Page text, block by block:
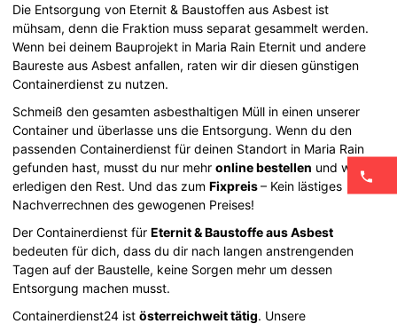
Die Entsorgung von Eternit & Baustoffen aus Asbest ist
mühsam, denn die Fraktion muss separat gesammelt werden.
Wenn bei deinem Bauprojekt in Maria Rain Eternit und andere
Baureste aus Asbest anfallen, raten wir dir diesen günstigen
Containerdienst zu nutzen.
Schmeiß den gesamten asbesthaltigen Müll in einen unserer
Container und überlasse uns die Entsorgung. Wenn du den
passenden Containerdienst für deinen Standort in Maria Rain
gefunden hast, musst du nur mehronline bestellen und wir
erledigen den Rest. Und das zumFixpreis– Kein lästiges
Nachverrechnen des gewogenen Preises!
Der Containerdienst fürEternit & Baustoffe aus Asbest
bedeuten für dich, dass du dir nach langen anstrengenden
Tagen auf der Baustelle, keine Sorgen mehr um dessen
Entsorgung machen musst.
Containerdienst24 istösterreichweit tätig. Unsere